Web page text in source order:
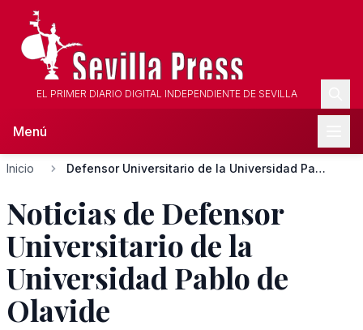
EL PRIMER DIARIO DIGITAL INDEPENDIENTE DE SEVILLA
Menú
Inicio Defensor Universitario de la Universidad Pablo de Olavide
Noticias de Defensor
Universitario de la
Universidad Pablo de
Olavide